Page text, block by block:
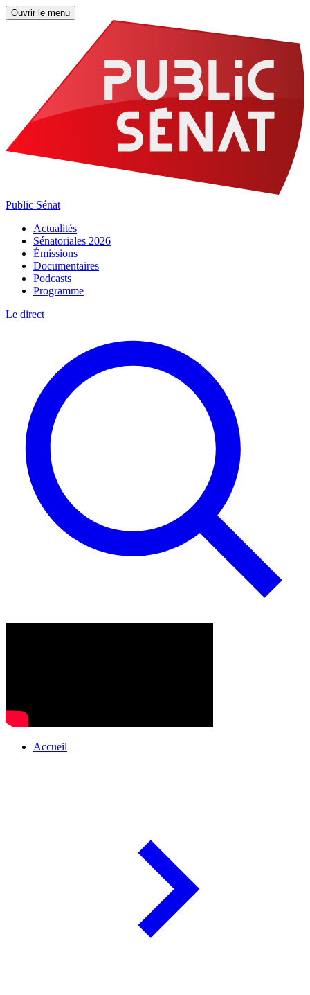
Ouvrir le menu
Public Sénat
Actualités
Sénatoriales 2026
Émissions
Documentaires
Podcasts
Programme
Le direct
Accueil